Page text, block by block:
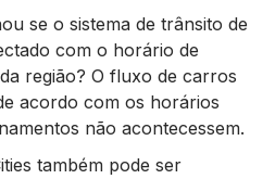
se o sistema de trânsito de
com o horário de
região? O fluxo de carros
acordo com os horários
não acontecessem.
também pode ser